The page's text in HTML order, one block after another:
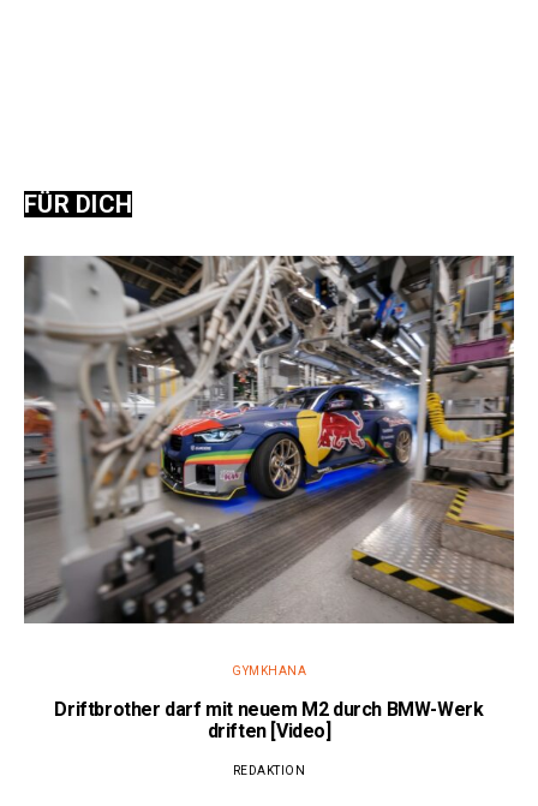
FÜR DICH
GYMKHANA
Driftbrother darf mit neuem M2 durch BMW-Werk
driften [Video]
REDAKTION